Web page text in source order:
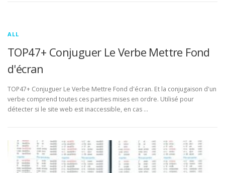
ALL
TOP47+ Conjuguer Le Verbe Mettre Fond
d'écran
TOP47+ Conjuguer Le Verbe Mettre Fond d'écran. Et la conjugaison d'un
verbe comprend toutes ces parties mises en ordre. Utilisé pour
détecter si le site web est inaccessible, en cas …